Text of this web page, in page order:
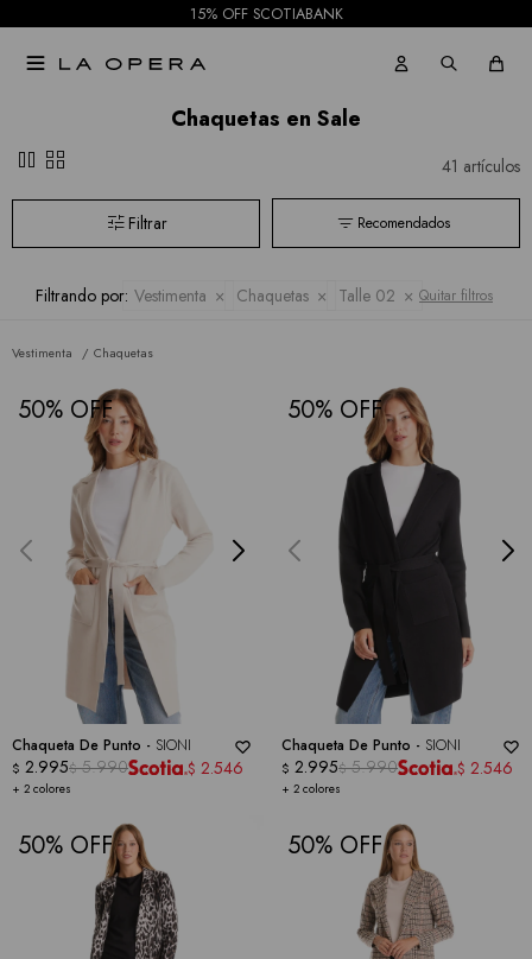
15% OFF SCOTIABANK

Chaquetas en Sale
pause grid_view 41 artículos
Recomendados
Filtrando por: Vestimenta Chaquetas Talle 02 Quitar filtros
Vestimenta Chaquetas
50
Chaqueta De Punto - SIONI
+ 2 colores
$ 2.995$ 5.990 $ 2.546
50
Chaqueta De Punto - SIONI
+ 2 colores
$ 2.995$ 5.990 $ 2.546
50 50